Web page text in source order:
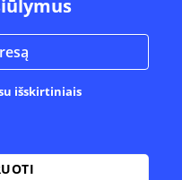
išskirtiniais